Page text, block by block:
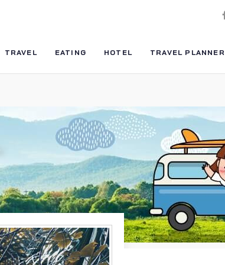
TRAVEL EATING HOTEL TRAVEL PLANNER